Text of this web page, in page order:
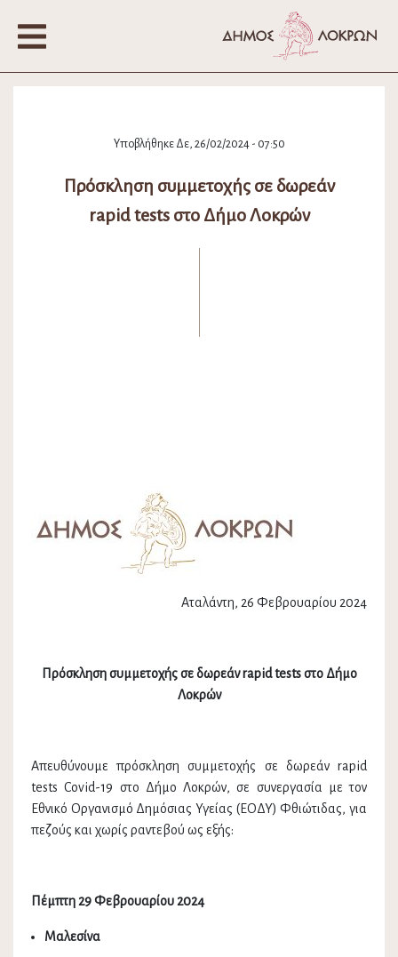
Υποβλήθηκε Δε, 26/02/2024 - 07:50
Πρόσκληση συμμετοχής σε δωρεάν
rapid tests στο Δήμο Λοκρών
Αταλάντη, 26 Φεβρουαρίου 2024
Πρόσκληση συμμετοχής σε δωρεάν rapid testsστο Δήμο
Λοκρών
Απευθύνουμε πρόσκληση συμμετοχής σε δωρεάν rapid
tests Covid-19 στο Δήμο Λοκρών, σε συνεργασία με τον
Εθνικό Οργανισμό Δημόσιας Υγείας (ΕΟΔΥ) Φθιώτιδας, για
πεζούς και χωρίς ραντεβού ως εξής:
Πέμπτη 29 Φεβρουαρίου 2024
Μαλεσίνα